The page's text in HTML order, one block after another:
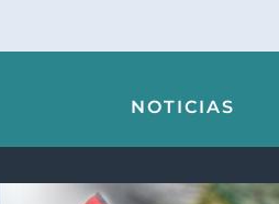
NOTICIAS